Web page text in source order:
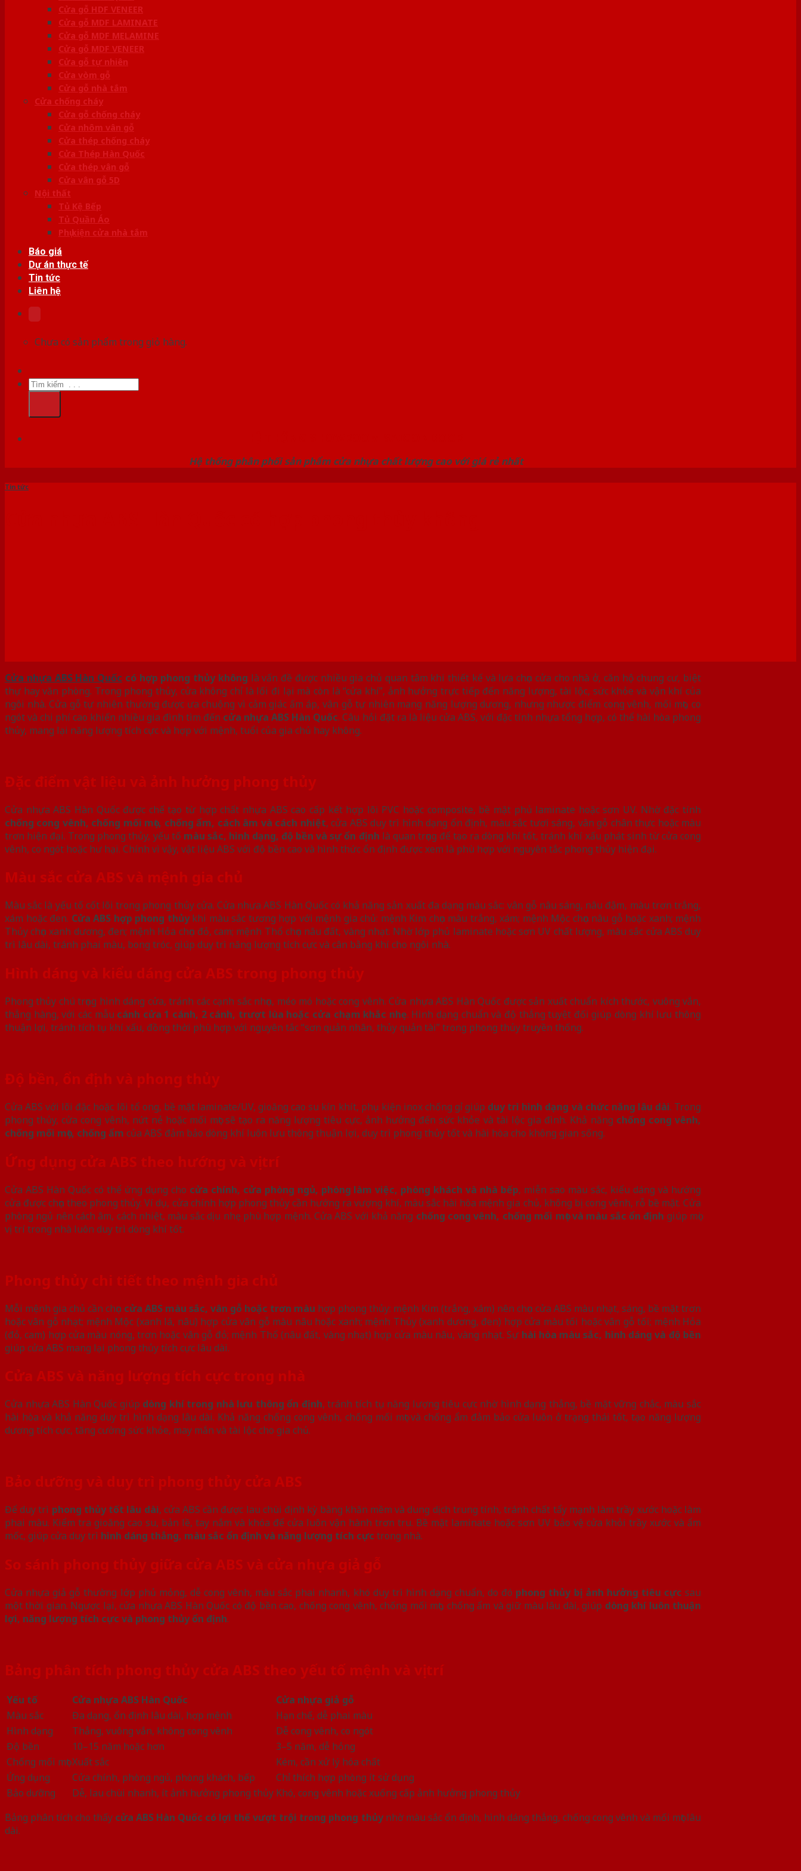
Cửa gỗ HDF VENEER
Cửa gỗ MDF LAMINATE
Cửa gỗ MDF MELAMINE
Cửa gỗ MDF VENEER
Cửa gỗ tự nhiên
Cửa vòm gỗ
Cửa gỗ nhà tắm
Cửa chống cháy
Cửa gỗ chống cháy
Cửa nhôm vân gỗ
Cửa thép chống cháy
Cửa Thép Hàn Quốc
Cửa thép vân gỗ
Cửa vân gỗ 5D
Nội thất
Tủ Kệ Bếp
Tủ Quần Áo
Phụ kiện cửa nhà tắm
Báo giá
Dự án thực tế
Tin tức
Liên hệ
Chưa có sản phẩm trong giỏ hàng.
Tìm
kiếm:
Hệ thống phân phối sản phẩm cửa nhựa chất lượng cao với giá rẻ nhất
Tin tức
Cửa nhựa ABS Hàn Quốc có hợp phong thủy không là vấn đề được nhiều gia chủ quan tâm khi thiết kế và lựa chọn cửa cho nhà ở, căn hộ chung cư, biệt
thự hay văn phòng. Trong phong thủy, cửa không chỉ là lối đi lại mà còn là “cửa khí”, ảnh hưởng trực tiếp đến năng lượng, tài lộc, sức khỏe và vận khí của
ngôi nhà. Cửa gỗ tự nhiên thường được ưa chuộng vì cảm giác ấm áp, vân gỗ tự nhiên mang năng lượng dương, nhưng nhược điểm cong vênh, mối mọt, co
ngót và chi phí cao khiến nhiều gia đình tìm đến cửa nhựa ABS Hàn Quốc. Câu hỏi đặt ra là liệu cửa ABS, với đặc tính nhựa tổng hợp, có thể hài hòa phong
thủy, mang lại năng lượng tích cực và hợp với mệnh, tuổi của gia chủ hay không.
Đặc điểm vật liệu và ảnh hưởng phong thủy
Cửa nhựa ABS Hàn Quốc được chế tạo từ hợp chất nhựa ABS cao cấp kết hợp lõi PVC hoặc composite, bề mặt phủ laminate hoặc sơn UV. Nhờ đặc tính
chống cong vênh, chống mối mọt, chống ẩm, cách âm và cách nhiệt, cửa ABS duy trì hình dạng ổn định, màu sắc tươi sáng, vân gỗ chân thực hoặc màu
trơn hiện đại. Trong phong thủy, yếu tố màu sắc, hình dạng, độ bền và sự ổn định là quan trọng để tạo ra dòng khí tốt, tránh khí xấu phát sinh từ cửa cong
vênh, co ngót hoặc hư hại. Chính vì vậy, vật liệu ABS với độ bền cao và hình thức ổn định được xem là phù hợp với nguyên tắc phong thủy hiện đại.
Màu sắc cửa ABS và mệnh gia chủ
Màu sắc là yếu tố cốt lõi trong phong thủy cửa. Cửa nhựa ABS Hàn Quốc có khả năng sản xuất đa dạng màu sắc: vân gỗ nâu sáng, nâu đậm, màu trơn trắng,
xám hoặc đen. Cửa ABS hợp phong thủykhi màu sắc tương hợp với mệnh gia chủ: mệnh Kim chọn màu trắng, xám; mệnh Mộc chọn nâu gỗ hoặc xanh; mệnh
Thủy chọn xanh dương, đen; mệnh Hỏa chọn đỏ, cam; mệnh Thổ chọn nâu đất, vàng nhạt. Nhờ lớp phủ laminate hoặc sơn UV chất lượng, màu sắc cửa ABS duy
trì lâu dài, tránh phai màu, bong tróc, giúp duy trì năng lượng tích cực và cân bằng khí cho ngôi nhà.
Hình dáng và kiểu dáng cửa ABS trong phong thủy
Phong thủy chú trọng hình dáng cửa, tránh các cạnh sắc nhọn, méo mó hoặc cong vênh. Cửa nhựa ABS Hàn Quốc được sản xuất chuẩn kích thước, vuông vắn,
thẳng hàng, với các mẫu cánh cửa 1 cánh, 2 cánh, trượt lùa hoặc cửa chạm khắc nhẹ. Hình dạng chuẩn và độ thẳng tuyệt đối giúp dòng khí lưu thông
thuận lợi, tránh tích tụ khí xấu, đồng thời phù hợp với nguyên tắc “sơn quản nhân, thủy quản tài” trong phong thủy truyền thống.
Độ bền, ổn định và phong thủy
Cửa ABS với lõi đặc hoặc lõi tổ ong, bề mặt laminate/UV, gioăng cao su kín khít, phụ kiện inox chống gỉ giúp duy trì hình dạng và chức năng lâu dài. Trong
phong thủy, cửa cong vênh, nứt nẻ hoặc mối mọt sẽ tạo ra năng lượng tiêu cực, ảnh hưởng đến sức khỏe và tài lộc gia đình. Khả năng chống cong vênh,
chống mối mọt, chống ẩm của ABS đảm bảo dòng khí luôn lưu thông thuận lợi, duy trì phong thủy tốt và hài hòa cho không gian sống.
Ứng dụng cửa ABS theo hướng và vị trí
Cửa ABS Hàn Quốc có thể ứng dụng cho cửa chính, cửa phòng ngủ, phòng làm việc, phòng khách và nhà bếp, miễn sao màu sắc, kiểu dáng và hướng
cửa được chọn theo phong thủy. Ví dụ, cửa chính hợp phong thủy cần hướng ra vượng khí, màu sắc hài hòa mệnh gia chủ, không bị cong vênh, rỗ bề mặt. Cửa
phòng ngủ nên cách âm, cách nhiệt, màu sắc dịu nhẹ phù hợp mệnh. Cửa ABS với khả năng chống cong vênh, chống mối mọt và màu sắc ổn định giúp mọi
vị trí trong nhà luôn duy trì dòng khí tốt.
Phong thủy chi tiết theo mệnh gia chủ
Mỗi mệnh gia chủ cần chọn cửa ABS màu sắc, vân gỗ hoặc trơn màu hợp phong thủy: mệnh Kim (trắng, xám) nên chọn cửa ABS màu nhạt, sáng, bề mặt trơn
hoặc vân gỗ nhạt; mệnh Mộc (xanh lá, nâu) hợp cửa vân gỗ màu nâu hoặc xanh; mệnh Thủy (xanh dương, đen) hợp cửa màu tối hoặc vân gỗ tối; mệnh Hỏa
(đỏ, cam) hợp cửa màu nóng, trơn hoặc vân gỗ đỏ; mệnh Thổ (nâu đất, vàng nhạt) hợp cửa màu nâu, vàng nhạt. Sự hài hòa màu sắc, hình dáng và độ bền
giúp cửa ABS mang lại phong thủy tích cực lâu dài.
Cửa ABS và năng lượng tích cực trong nhà
Cửa nhựa ABS Hàn Quốc giúp dòng khí trong nhà lưu thông ổn định, tránh tích tụ năng lượng tiêu cực nhờ hình dạng thẳng, bề mặt vững chắc, màu sắc
hài hòa và khả năng duy trì hình dạng lâu dài. Khả năng chống cong vênh, chống mối mọt và chống ẩm đảm bảo cửa luôn ở trạng thái tốt, tạo năng lượng
dương tích cực, tăng cường sức khỏe, may mắn và tài lộc cho gia chủ.
Bảo dưỡng và duy trì phong thủy cửa ABS
Để duy trì phong thủy tốt lâu dài, cửa ABS cần được lau chùi định kỳ bằng khăn mềm và dung dịch trung tính, tránh chất tẩy mạnh làm trầy xước hoặc làm
phai màu. Kiểm tra gioăng cao su, bản lề, tay nắm và khóa để cửa luôn vận hành trơn tru. Bề mặt laminate hoặc sơn UV bảo vệ cửa khỏi trầy xước và ẩm
mốc, giúp cửa duy trì hình dáng thẳng, màu sắc ổn định và năng lượng tích cực trong nhà.
So sánh phong thủy giữa cửa ABS và cửa nhựa giả gỗ
Cửa nhựa giả gỗ thường lớp phủ mỏng, dễ cong vênh, màu sắc phai nhanh, khó duy trì hình dạng chuẩn, do đó phong thủy bị ảnh hưởng tiêu cực sau
một thời gian. Ngược lại, cửa nhựa ABS Hàn Quốc có độ bền cao, chống cong vênh, chống mối mọt, chống ẩm và giữ màu lâu dài, giúp dòng khí luôn thuận
lợi, năng lượng tích cực và phong thủy ổn định.
Bảng phân tích phong thủy cửa ABS theo yếu tố mệnh và vị trí
Yếu tố Cửa nhựa ABS Hàn Quốc
Cửa nhựa giả gỗ
Màu sắc
Đa dạng, ổn định lâu dài, hợp mệnh
Hạn chế, dễ phai màu
Hình dạng
Thẳng, vuông vắn, không cong vênh
Dễ cong vênh, co ngót
Độ bền
10–15 năm hoặc hơn
3–5 năm, dễ hỏng
Chống mối mọtXuất sắc
Kém, cần xử lý hóa chất
Ứng dụng
Cửa chính, phòng ngủ, phòng khách, bếp
Chỉ thích hợp phòng ít sử dụng
Bảo dưỡng
Dễ, lau chùi nhanh, ít ảnh hưởng phong thủy Khó, cong vênh hoặc xuống cấp ảnh hưởng phong thủy
Bảng phân tích cho thấy cửa ABS Hàn Quốc có lợi thế vượt trội trong phong thủynhờ màu sắc ổn định, hình dáng thẳng, chống cong vênh và mối mọt lâu
dài.